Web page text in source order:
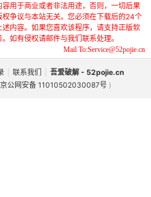
用于商业或者非法用途，否则，一切后果
争议与本站无关。您必须在下载后的24个
内容。如果您喜欢该程序，请支持正版软
如有侵权请邮件与我们联系处理。
Mail To:Service@52pojie.cn
联系我们
吾爱破解 - 52pojie.cn
公网安备 11010502030087号 )